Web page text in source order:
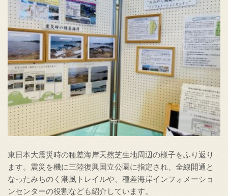
東日本大震災時の種差海岸天然芝生地周辺の様子をふり返り
ます。震災を機に三陸復興国立公園に指定され、全線開通と
なったみちのく潮風トレイルや、種差海岸インフォメーショ
ンセンターの役割なども紹介しています。